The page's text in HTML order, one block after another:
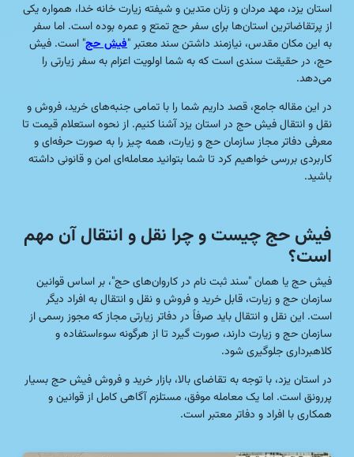
استان یزد، مهد مردان و زنان متدین و شیفته زیارت خانه خدا، همواره یکی
از پرتقاضاترین استان‌ها برای سفر حج تمتع و عمره بوده است. اما سفر
به این مکان مقدس، نیازمند داشتن سند معتبر "فیش حج" است. فیش
حج، در حقیقت سندی است که به شما اولویت اعزام به سفر زیارتی را
می‌دهد.
در این مقاله جامع، قصد داریم شما را با تمامی جنبه‌های خرید، فروش و
نقل و انتقال فیش حج در استان یزد آشنا کنیم. از نحوه استعلام قیمت تا
معرفی دفاتر مجاز سازمان حج و زیارت، همه چیز را به صورت حرفه‌ای و
کاربردی بررسی خواهیم کرد تا شما بتوانید معامله‌ای امن و قانونی داشته
باشید.
فیش حج چیست و چرا نقل و انتقال آن مهم
است؟
فیش حج یا همان "سند ثبت نام در کاروان‌های حج"، بر اساس قوانین
سازمان حج و زیارت، قابل خرید و فروش و نقل و انتقال به افراد دیگر
است. این نقل و انتقال باید صرفاً در دفاتر زیارتی مجاز که مجوز رسمی از
سازمان حج و زیارت دارند، صورت گیرد تا از هرگونه سوءاستفاده و
کلاهبرداری جلوگیری شود.
در استان یزد، با توجه به تقاضای بالا، بازار خرید و فروش فیش حج بسیار
پررونق است. اما یک معامله موفق، مستلزم آگاهی کامل از قوانین و
همکاری با افراد و دفاتر معتبر است.